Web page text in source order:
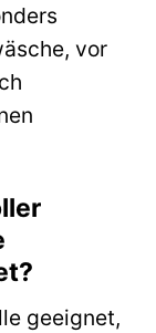
vor
geeignet,